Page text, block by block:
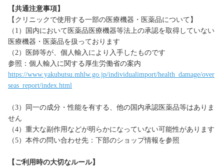
【共通注意事項】
【クリニックで使用する一部の医療機器・医薬品について】
（1）国内において医薬品医療機器等法上の承認を取得していない
医療機器・医薬品を扱っております
（2）医師等が、個人輸入により入手したものです
参照：個人輸入に関する厚生労働省の案内
https://www.yakubutsu.mhlw.go.jp/individualimport/health_damage/over
seas_report/index.html
（3）同一の成分・性能を有する、他の国内承認医薬品等はありま
せん
（4）重大な副作用などが明らかになっていない可能性があります
（5）本件の問い合わせ先：下部のショップ情報を参照
【ご利用時の大切なルール】